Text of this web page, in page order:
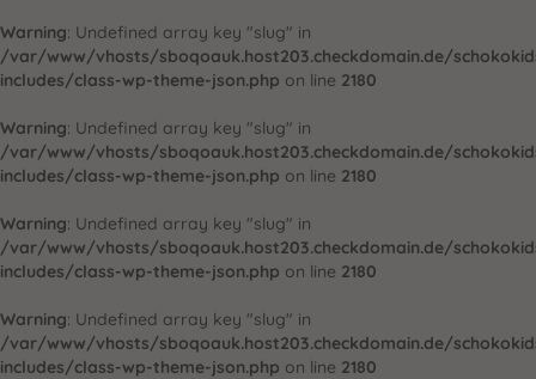
Warning: Undefined array key "slug" in
/var/www/vhosts/sboqoauk.host203.checkdomain.de/
includes/class-wp-theme-json.php on line 2180
Warning: Undefined array key "slug" in
/var/www/vhosts/sboqoauk.host203.checkdomain.de/
includes/class-wp-theme-json.php on line 2180
Warning: Undefined array key "slug" in
/var/www/vhosts/sboqoauk.host203.checkdomain.de/
includes/class-wp-theme-json.php on line 2180
Warning: Undefined array key "slug" in
/var/www/vhosts/sboqoauk.host203.checkdomain.de/
includes/class-wp-theme-json.php on line 2180